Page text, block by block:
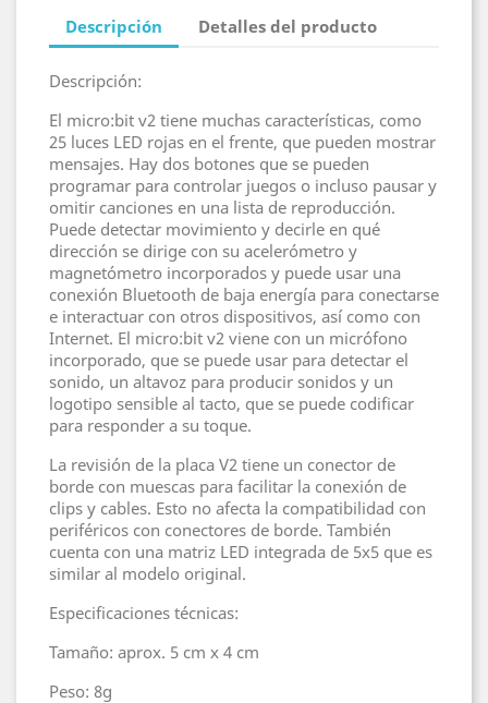
Descripción Detalles del producto
Descripción:
El micro:bit v2 tiene muchas características, como
25 luces LED rojas en el frente, que pueden mostrar
mensajes. Hay dos botones que se pueden
programar para controlar juegos o incluso pausar y
omitir canciones en una lista de reproducción.
Puede detectar movimiento y decirle en qué
dirección se dirige con su acelerómetro y
magnetómetro incorporados y puede usar una
conexión Bluetooth de baja energía para conectarse
e interactuar con otros dispositivos, así como con
Internet. El micro:bit v2 viene con un micrófono
incorporado, que se puede usar para detectar el
sonido, un altavoz para producir sonidos y un
logotipo sensible al tacto, que se puede codificar
para responder a su toque.
La revisión de la placa V2 tiene un conector de
borde con muescas para facilitar la conexión de
clips y cables. Esto no afecta la compatibilidad con
periféricos con conectores de borde. También
cuenta con una matriz LED integrada de 5x5 que es
similar al modelo original.
Especificaciones técnicas:
Tamaño: aprox. 5 cm x 4 cm
Peso: 8g